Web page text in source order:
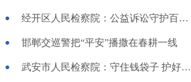
经开区人民检察院：公益诉讼守护百姓舌尖上的安全
邯郸交巡警把“平安”播撒在春耕一线
武安市人民检察院：守住钱袋子 护好幸福家